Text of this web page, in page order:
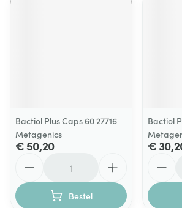
Bactiol Plus Caps 60 27716
Metagenics
€ 50,20
Bestel
Bactiol
€